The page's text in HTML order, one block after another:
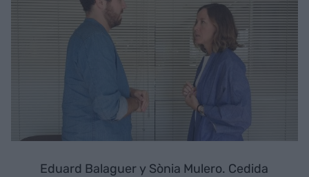
Eduard Balaguer y Sònia Mulero. Cedida